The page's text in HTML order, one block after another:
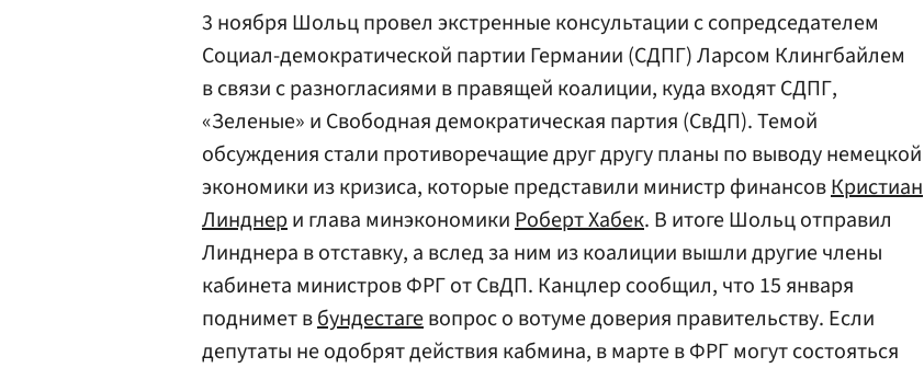
3 ноября Шольц провел экстренные консультации с сопредседателем
Социал-демократической партии Германии (СДПГ) Ларсом Клингбайлем
в связи с разногласиями в правящей коалиции, куда входят СДПГ,
«Зеленые» и Свободная демократическая партия (СвДП). Темой
обсуждения стали противоречащие друг другу планы по выводу немецкой
экономики из кризиса, которые представили министр финансовКристиан
Линднери глава минэкономикиРоберт Хабек. В итоге Шольц отправил
Линднера в отставку, а вслед за ним из коалиции вышли другие члены
кабинета министров ФРГ от СвДП. Канцлер сообщил, что 15 января
поднимет вбундестагевопрос о вотуме доверия правительству. Если
депутаты не одобрят действия кабмина, в марте в ФРГ могут состояться